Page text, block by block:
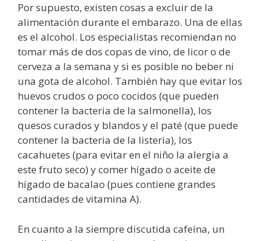
Por supuesto, existen cosas a excluir de la
alimentación durante el embarazo. Una de ellas
es el alcohol. Los especialistas recomiendan no
tomar más de dos copas de vino, de licor o de
cerveza a la semana y si es posible no beber ni
una gota de alcohol. También hay que evitar los
huevos crudos o poco cocidos (que pueden
contener la bacteria de la salmonella), los
quesos curados y blandos y el paté (que puede
contener la bacteria de la listeria), los
cacahuetes (para evitar en el niño la alergia a
este fruto seco) y comer hígado o aceite de
hígado de bacalao (pues contiene grandes
cantidades de vitamina A).
En cuanto a la siempre discutida cafeína, un